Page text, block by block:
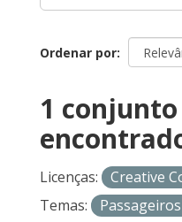
Ordenar por
1
Licenças:
Creative
Temas:
Passageiros